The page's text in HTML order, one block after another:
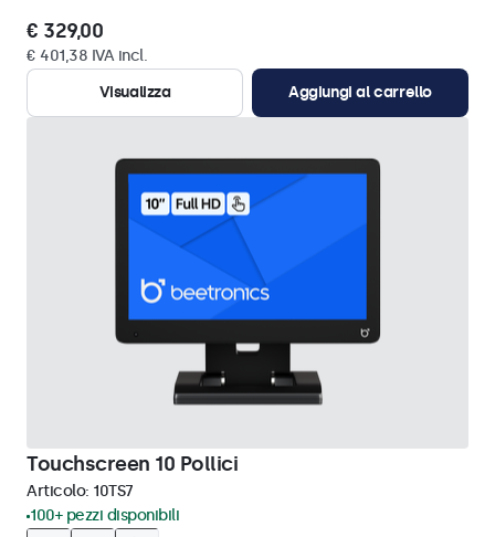
€ 329,00
€ 401,38 IVA incl.
Visualizza
Aggiungi al carrello
Touchscreen 10 Pollici
Articolo: 10TS7
100+ pezzi disponibili